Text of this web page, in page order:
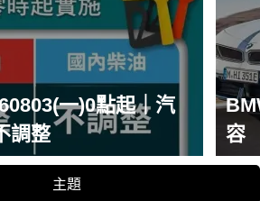
一)0點起｜汽
調整
容
新
主題